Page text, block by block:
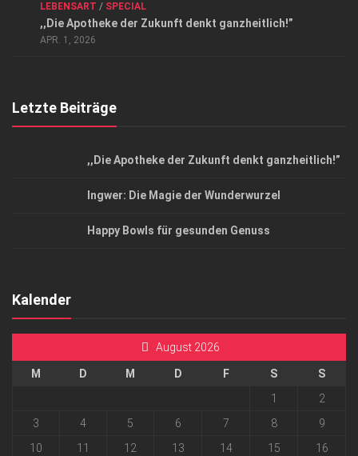
Datenschutzerklärung
Top Magazin Dresden / Ostsachsen
LEBENSART / SPECIAL
,,Die Apotheke der Zukunft denkt ganzheitlich!”
APR. 1, 2026
Letzte Beiträge
,,Die Apotheke der Zukunft denkt ganzheitlich!”
Ingwer: Die Magie der Wunderwurzel
Happy Bowls für gesunden Genuss
Kalender
August 2026
M D M D F S
S
1
2
3
4 5 6 7 8
9
10
11 12 13 14 15 16